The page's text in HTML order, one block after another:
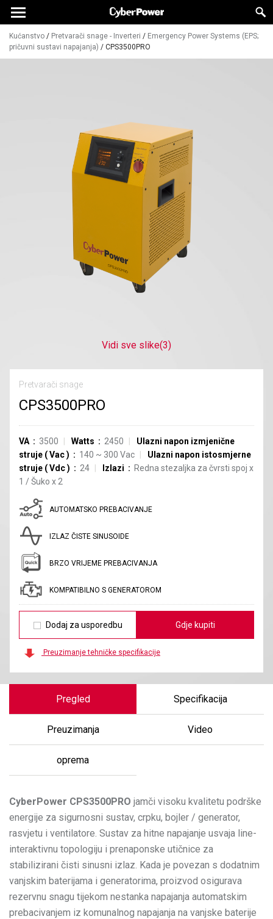
Kućanstvo / Pretvarači snage - Inverteri / Emergency Power Systems (EPS;
pričuvni sustavi napajanja) / CPS3500PRO
Vidi sve slike(3)
Pretvarači snage
CPS3500PRO
VA 3500 Watts 2450
Ulazni napon izmjenične
struje (Vac) 140 ~ 300 Vac
Ulazni napon istosmjerne
struje (Vdc) 24 Izlazi Redna stezaljka za čvrsti spoj x
1 /Šuko x 2
AUTOMATSKO PREBACIVANJE
IZLAZ ČISTE SINUSOIDE
BRZO VRIJEME PREBACIVANJA
KOMPATIBILNO S GENERATOROM
Dodaj za usporedbu Gdje kupiti
Preuzimanje tehničke specifikacije
Pregled Specifikacija
Preuzimanja Video
oprema
CyberPower CPS3500PRO jamči visoku kvalitetu podrške
energije za sigurnosni sustav, crpku, bojler / generator,
rasvjetu i ventilatore. Sustav za hitne napajanje usvaja line-
interaktivnu topologiju i prenaponske utičnice za
stabilizirani čisti sinusni izlaz. Kada je povezan s dodatnim
vanjskim baterijama i generatorima, proizvod osigurava
rezervnu snagu tijekom nestanka napajanja automatskim
prebacivanjem iz komunalnog napajanja na vanjske baterije